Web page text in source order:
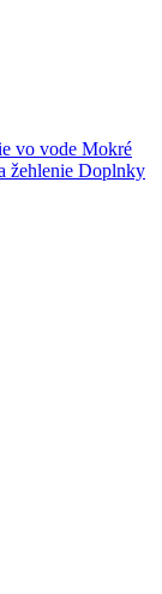
vo vode Mokré
žehlenie Doplnky